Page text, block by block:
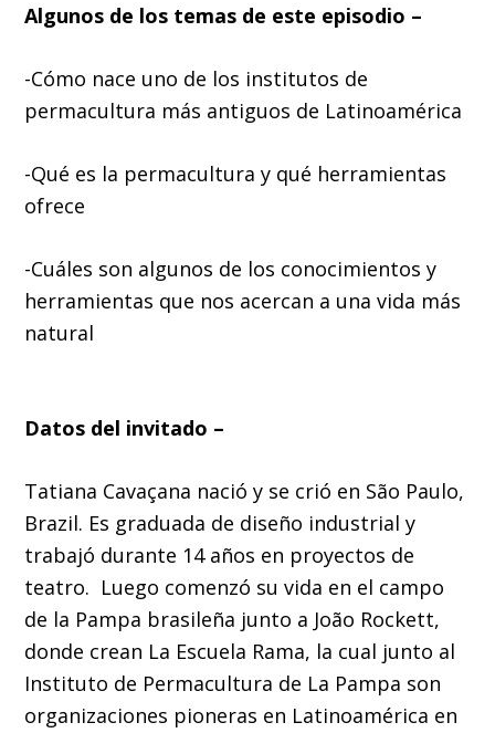
Algunos de los temas de este episodio –
-Cómo nace uno de los institutos de
permacultura más antiguos de Latinoamérica
-Qué es la permacultura y qué herramientas
ofrece
-Cuáles son algunos de los conocimientos y
herramientas que nos acercan a una vida más
natural
Datos del invitado –
Tatiana Cavaçana nació y se crió en São Paulo,
Brazil. Es graduada de diseño industrial y
trabajó durante 14 años en proyectos de
teatro. Luego comenzó su vida en el campo
de la Pampa brasileña junto a João Rockett,
donde crean La Escuela Rama, la cual junto al
Instituto de Permacultura de La Pampa son
organizaciones pioneras en Latinoamérica en